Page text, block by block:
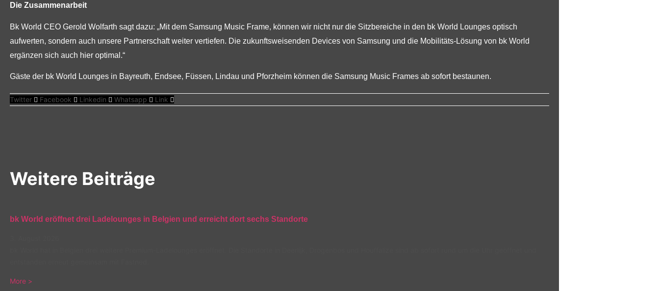
Die Zusammenarbeit
Bk World CEO Gerold Wolfarth sagt dazu: „Mit dem Samsung Music Frame, können wir nicht nur die Sitzbereiche in den bk World Lounges optisch
aufwerten, sondern auch unsere Partnerschaft weiter vertiefen. Die zukunftsweisenden Devices von Samsung und die Mobilitäts-Lösung von bk World
ergänzen sich auch hier optimal.“
Gäste der bk World Lounges in Bayreuth, Endsee, Füssen, Lindau und Pforzheim können die Samsung Music Frames ab sofort bestaunen.
Twitter Facebook Linkedin Whatsapp Link
Weitere Beiträge
bk World eröffnet drei Ladelounges in Belgien und erreicht dort sechs Standorte
More >